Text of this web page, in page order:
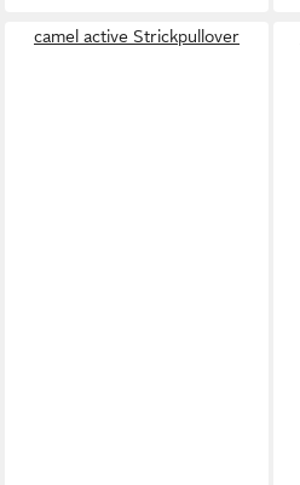
camel active Strickpullover